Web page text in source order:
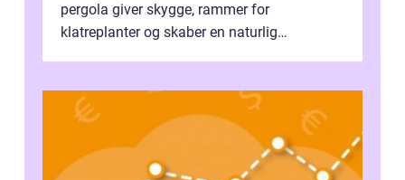
pergola giver skygge, rammer for
klatreplanter og skaber en naturlig